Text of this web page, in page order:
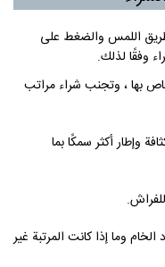
اللمس والضغط على
وفقًا لذلك.
بها ، وتجنب شراء مراتب
وإطار أكثر سمكًا بما
وما إذا كانت المرتبة غير